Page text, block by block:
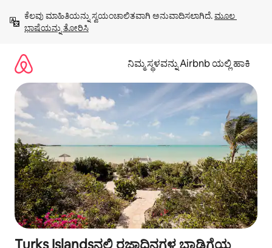
ಹೋಗಿ
ಕೆಲವು ಮಾಹಿತಿಯನ್ನು ಸ್ವಯಂಚಾಲಿತವಾಗಿ ಅನುವಾದಿಸಲಾಗಿದೆ. ಮೂಲ
ಭಾಷೆಯನ್ನು ತೋರಿಸಿ
ನಿಮ್ಮ ಸ್ಥಳವನ್ನು Airbnb ಯಲ್ಲಿ ಹಾಕಿ